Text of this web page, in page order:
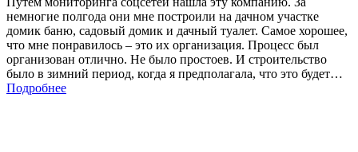
немногие полгода они мне построили на дачном участке
домик баню, садовый домик и дачный туалет. Самое хорошее,
что мне понравилось – это их организация. Процесс был
организован отлично. Не было простоев. И строительство
было в зимний период, когда я предполагала, что это будет…
Подробнее